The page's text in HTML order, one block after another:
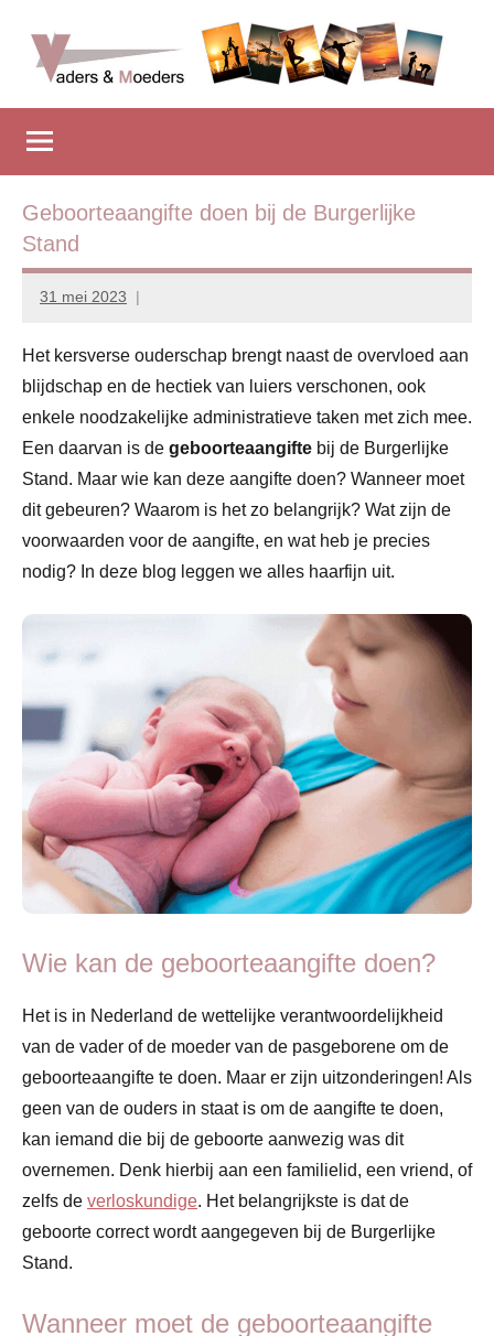
inhoud
springen
Vadersenmoeders
iedereen
wel
eens
hulp
gebruiken
Geboorteaangifte doen bij de Burgerlijke
Stand
31 mei 2023
Marion
Het kersverse ouderschap brengt naast de overvloed aan
blijdschap en de hectiek van luiers verschonen, ook
enkele noodzakelijke administratieve taken met zich mee.
Een daarvan is de geboorteaangifte bij de Burgerlijke
Stand. Maar wie kan deze aangifte doen? Wanneer moet
dit gebeuren? Waarom is het zo belangrijk? Wat zijn de
voorwaarden voor de aangifte, en wat heb je precies
nodig? In deze blog leggen we alles haarfijn uit.
Wie kan de geboorteaangifte doen?
Het is in Nederland de wettelijke verantwoordelijkheid
van de vader of de moeder van de pasgeborene om de
geboorteaangifte te doen. Maar er zijn uitzonderingen! Als
geen van de ouders in staat is om de aangifte te doen,
kan iemand die bij de geboorte aanwezig was dit
overnemen. Denk hierbij aan een familielid, een vriend, of
zelfs de verloskundige. Het belangrijkste is dat de
geboorte correct wordt aangegeven bij de Burgerlijke
Stand.
Wanneer moet de geboorteaangifte